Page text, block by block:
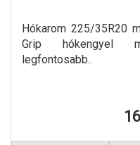
Hókarom 225/35R20
Grip hókengyel
legfontosabb..